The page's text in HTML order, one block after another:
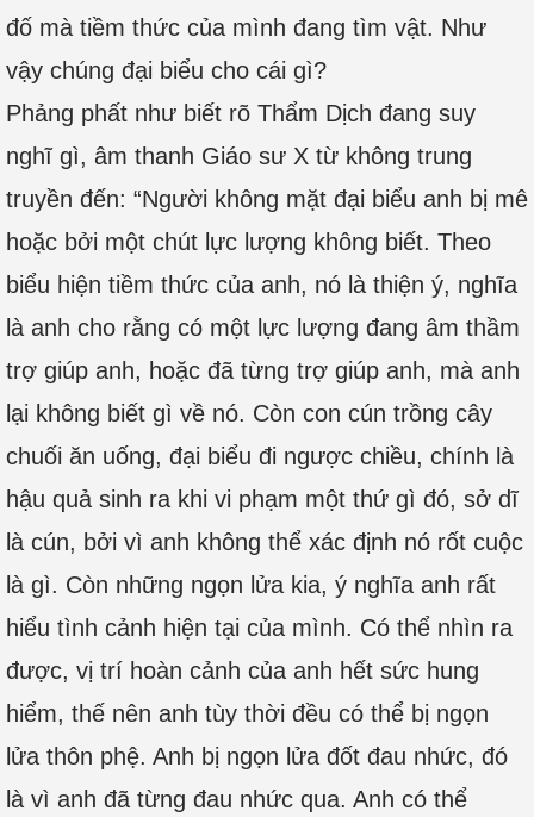
đố mà tiềm thức của mình đang tìm vật. Như
vậy chúng đại biểu cho cái gì?
Phảng phất như biết rõ Thẩm Dịch đang suy
nghĩ gì, âm thanh Giáo sư X từ không trung
truyền đến: “Người không mặt đại biểu anh bị mê
hoặc bởi một chút lực lượng không biết. Theo
biểu hiện tiềm thức của anh, nó là thiện ý, nghĩa
là anh cho rằng có một lực lượng đang âm thầm
trợ giúp anh, hoặc đã từng trợ giúp anh, mà anh
lại không biết gì về nó. Còn con cún trồng cây
chuối ăn uống, đại biểu đi ngược chiều, chính là
hậu quả sinh ra khi vi phạm một thứ gì đó, sở dĩ
là cún, bởi vì anh không thể xác định nó rốt cuộc
là gì. Còn những ngọn lửa kia, ý nghĩa anh rất
hiểu tình cảnh hiện tại của mình. Có thể nhìn ra
được, vị trí hoàn cảnh của anh hết sức hung
hiểm, thế nên anh tùy thời đều có thể bị ngọn
lửa thôn phệ. Anh bị ngọn lửa đốt đau nhức, đó
là vì anh đã từng đau nhức qua. Anh có thể